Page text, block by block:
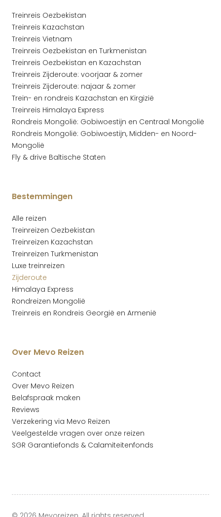
Treinreis Oezbekistan
Treinreis Kazachstan
Treinreis Vietnam
Treinreis Oezbekistan en Turkmenistan
Treinreis Oezbekistan en Kazachstan
Treinreis Zijderoute: voorjaar & zomer
Treinreis Zijderoute: najaar & zomer
Trein- en rondreis Kazachstan en Kirgizië
Treinreis Himalaya Express
Rondreis Mongolië: Gobiwoestijn en Centraal Mongolië
Rondreis Mongolië: Gobiwoestijn, Midden- en Noord-
Mongolië
Fly & drive Baltische Staten
Bestemmingen
Alle reizen
Treinreizen Oezbekistan
Treinreizen Kazachstan
Treinreizen Turkmenistan
Luxe treinreizen
Zijderoute
Himalaya Express
Rondreizen Mongolië
Treinreis en Rondreis Georgië en Armenië
Over Mevo Reizen
Contact
Over Mevo Reizen
Belafspraak maken
Reviews
Verzekering via Mevo Reizen
Veelgestelde vragen over onze reizen
SGR Garantiefonds & Calamiteitenfonds